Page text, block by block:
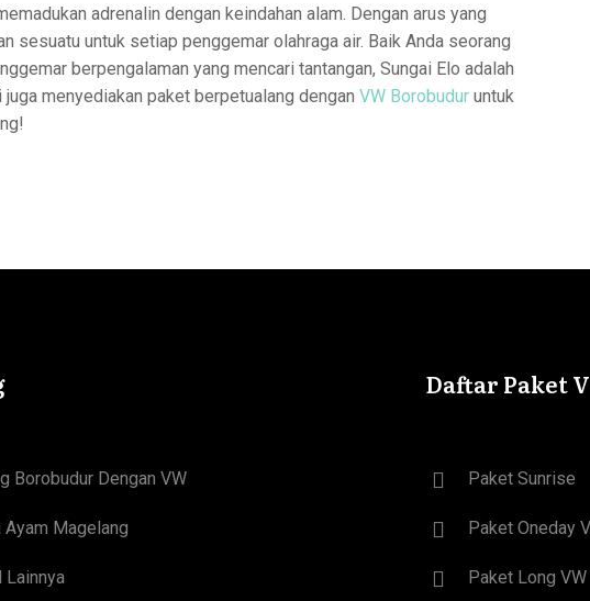
adrenalin dengan keindahan alam. Dengan arus yang
sesuatu untuk setiap penggemar olahraga air. Baik Anda seorang
berpengalaman yang mencari tantangan, Sungai Elo adalah
menyediakan paket berpetualang dengan VW Borobudur untuk
Borobudur Dengan VW
Ayam Magelang
Lainnya
Daftar Paket
Paket Sunrise
Paket Oneday
Paket Long